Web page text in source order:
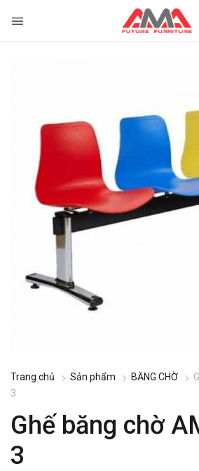
Trang chủ Sản phẩm BĂNG CHỜ
3
Ghế băng chờ
3